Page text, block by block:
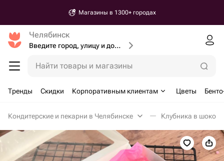
Магазины в 1300+ городах
Челябинск
Введите город, улицу и дом доставки
Найти товары и магазины
Тренды Скидки Корпоративным клиентам Цветы
Кондитерские и пекарни в Челябинске Клубника в